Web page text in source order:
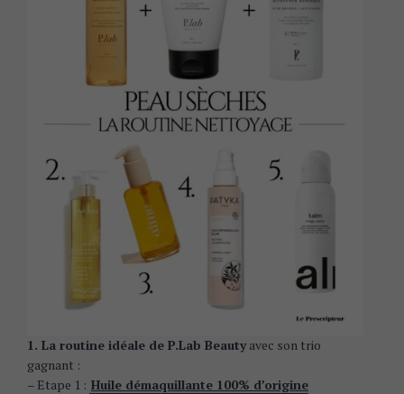
1. La routine idéale de P.Lab Beautyavec son trio
gagnant :
– Etape 1 : Huile démaquillante 100% d’origine